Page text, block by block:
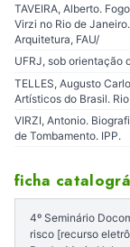
TAVEIRA, Alberto.
Virzi no Rio de
Arquitetura, FAU/
UFRJ, sob orientação
TELLES, Augusto
Artísticos do Brasil.
VIRZI, Antonio.
de Tombamento. IPP.
ficha
4º Seminário
risco [recurso